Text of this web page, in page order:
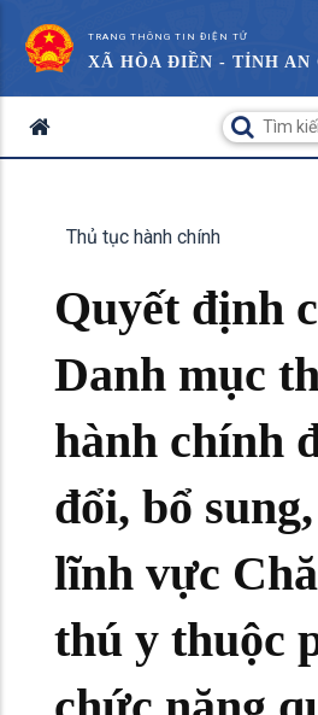
TRANG THÔNG TIN ĐIỆN TỬ
XÃ HÒA ĐIỀN - TỈNH AN
Thủ tục hành chính
Quyết định
Danh mục
hành chính
đổi, bổ
lĩnh vực
thú y thuộc